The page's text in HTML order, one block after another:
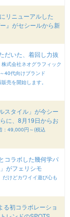
リニューアルした
』がセシールから新
だいた、着回し力抜
株式会社ネオグラフィック
40代向けブランド
売を開始します。
スタイル」が今シー
に、8月19日からお
：49,000円～(税込
コラボした幾何学パ
がフェリシモ
だけどカワイイ遊び心も
る初コラボレーショ